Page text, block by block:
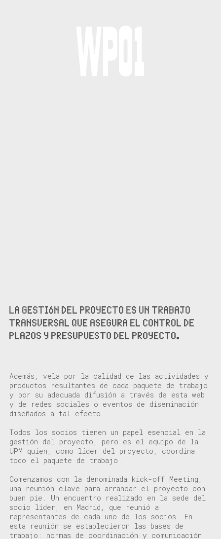
LA GESTIÓN DEL PROYECTO ES UN TRABAJO
TRANSVERSAL QUE ASEGURA EL CONTROL DE
PLAZOS Y PRESUPUESTO DEL PROYECTO.
Además, vela por la calidad de las actividades y
productos resultantes de cada paquete de trabajo
y por su adecuada difusión a través de esta web
y de redes sociales o eventos de diseminación
diseñados a tal efecto.
Todos los socios tienen un papel esencial en la
gestión del proyecto, pero es el equipo de la
UPM quien, como líder del proyecto, coordina
todo el paquete de trabajo.
Comenzamos con la denominada kick-off Meeting,
una reunión clave para arrancar el proyecto con
buen pie. Un encuentro realizado en la sede del
socio líder, en Madrid, que reunió a
representantes de cada uno de los socios. En
esta reunión se establecieron las bases de
trabajo: normas de coordinación y comunicación